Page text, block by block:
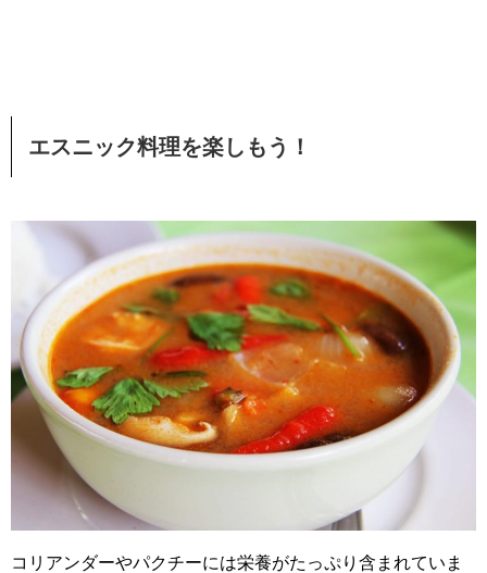
エスニック料理を楽しもう！
コリアンダーやパクチーには栄養がたっぷり含まれていま